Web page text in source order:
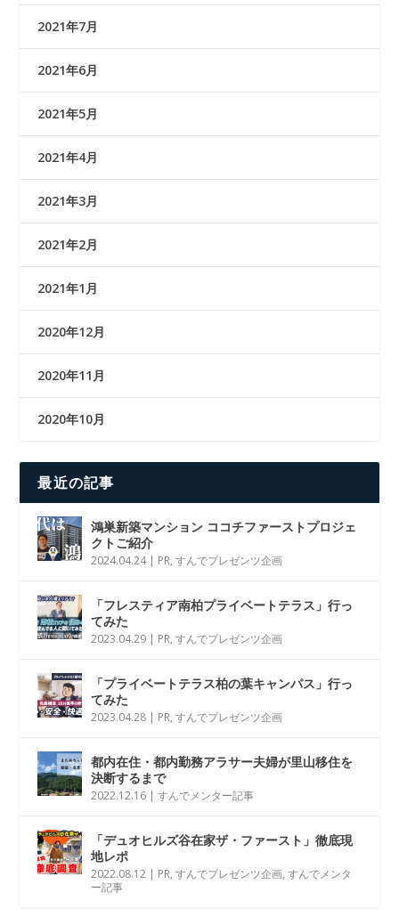
2021年7月
2021年6月
2021年5月
2021年4月
2021年3月
2021年2月
2021年1月
2020年12月
2020年11月
2020年10月
最近の記事
鴻巣新築マンション ココチファーストプロジェ
クトご紹介
2024.04.24| PR,すんでプレゼンツ企画
「フレスティア南柏プライベートテラス」行っ
てみた
2023.04.29 | PR,すんでプレゼンツ企画
「プライベートテラス柏の葉キャンパス」行っ
てみた
2023.04.28 | PR,すんでプレゼンツ企画
都内在住・都内勤務アラサー夫婦が里山移住を
決断するまで
2022.12.16 |すんでメンター記事
「デュオヒルズ谷在家ザ・ファースト」徹底現
地レポ
2022.08.12 | PR,すんでプレゼンツ企画,すんでメンタ
ー記事